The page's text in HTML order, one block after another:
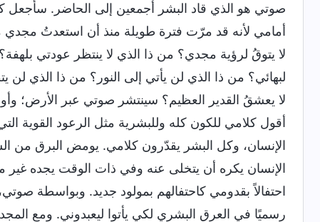
صوتي هو الذي قاد البشر أجمعين إلى الحاضر.
أمامي لأنه قد مرّت فترة طويلة منذ أن استعدتُ
لا يتوقُ لرؤية مجدي؟ من ذا الذي لا ينتظر عودتي
لبهائي؟ من ذا الذي لن يأتي إلى النور؟ من ذا الذي لن
لا يعشقُ القدير العظيم؟ سينتشر صوتي عبر الأرض؛
أقول كلامي للكون كله وللبشرية مثل الرعود القوية
الإنسان، وكل البشر يقدّرون كلامي. يومض البرق من
الإنسان يكره أن يتخلى عنه وفي ذات الوقت يجده غير
احتفالاً بقدومي كاحتفالهم بمولود جديد. وبواسطة
رسميًا في العرق البشري لكي يأتوا ليعبدوني. ومع